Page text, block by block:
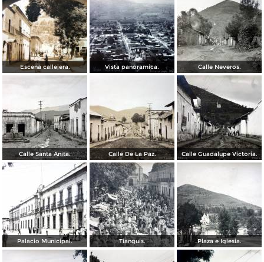
Escena callejera. Vista panoramica. Calle Neveros.
Calle Santa Anita. Calle De La Paz. Calle Guadalupe Victoria.
Palacio Municipal. Tianguis. Plaza e Iglesia.